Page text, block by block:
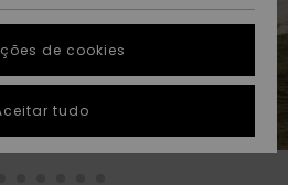
de
para
a
mais
à tua
de cookies
tudo